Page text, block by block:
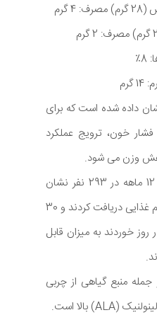
گرم
داده شده است که برای
خون، ترویج عملکرد
وزن می شود.
به عنوان مثال، یک مطالعه 12 ماهه در 293 نفر نشان
داد که کسانی که مشاوره رژیم غذایی دریافت کردند و 30
گردو در روز خوردند به میزان قابل
منبع گیاهی از چربی